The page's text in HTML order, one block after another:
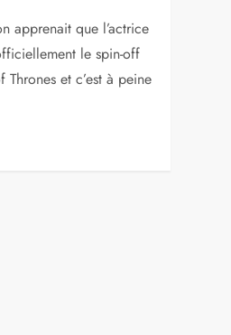
apprenait que l’actrice
le spin-off
et c’est à peine